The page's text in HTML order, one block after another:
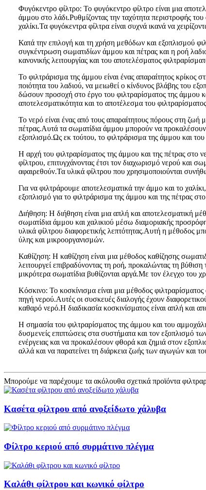
Φυγόκεντρο φίλτρο: Το φυγόκεντρο φίλτρο είναι μια
άμμου στο λάδι.Ρυθμίζοντας την ταχύτητα περιστροφής
χαλίκι.Τα φυγόκεντρα φίλτρα είναι συχνά ικανά να
Κατά την επιλογή και τη χρήση μεθόδων και εξοπλισμού
συγκέντρωση σωματιδίων άμμου και πέτρας και η ροή
κανονικής λειτουργίας και του αποτελέσματος
Το φιλτράρισμα της άμμου είναι ένας απαραίτητος κρίκος
ποιότητα του λαδιού, να μειωθεί ο κίνδυνος βλάβης του
δώσουν προσοχή στο έργο του φιλτραρίσματος της άμμου
αποτελεσματικότητα και το αποτέλεσμα του
Το νερό είναι ένας από τους απαραίτητους πόρους στη ζωή
πέτρας.Αυτά τα σωματίδια άμμου μπορούν να
εξοπλισμό.Ως εκ τούτου, το φιλτράρισμα της άμμου και
Η αρχή του φιλτραρίσματος της άμμου και της πέτρας στο
φίλτρου, επιτυγχάνοντας έτσι τον διαχωρισμό νερού και
αφαιρεθούν.Τα υλικά φίλτρου που χρησιμοποιούνται
Για να φιλτράρουμε αποτελεσματικά την άμμο και το
εξοπλισμό για το φιλτράρισμα της άμμου και της πέτρας
Διήθηση: Η διήθηση είναι μια απλή και αποτελεσματική
σωματίδια άμμου και χαλικιού μέσω διαμοριακής
υλικά φίλτρου διαφορετικής λεπτότητας.Αυτή η μέθοδος
ύλης και μικροοργανισμών.
Καθίζηση: Η καθίζηση είναι μια μέθοδος καθίζησης
λειτουργεί επιβραδύνοντας τη ροή, προκαλώντας τη
μικρότερα σωματίδια βυθίζονται αργά.Με τον έλεγχο του
Κόσκινο: Το κοσκίνισμα είναι μια μέθοδος
πηγή νερού.Αυτές οι συσκευές διαλογής έχουν
καθαρό νερό.Η διαδικασία κοσκινίσματος είναι απλή και
Η σημασία του φιλτραρίσματος της άμμου και του
δυσμενείς επιπτώσεις στα συστήματα και τον εξοπλισμό
ενέργειας και να προκαλέσουν φθορά και ζημιά στον
αλλά και να παρατείνει τη διάρκεια ζωής των αγωγών και
Μπορούμε να παρέχουμε τα ακόλουθα σχετικά προϊόντα
Κασέτα φίλτρου από ανοξείδωτο χάλυβα
Φίλτρο κεριού από συρμάτινο πλέγμα
Καλάθι φίλτρου και κωνικό φίλτρο